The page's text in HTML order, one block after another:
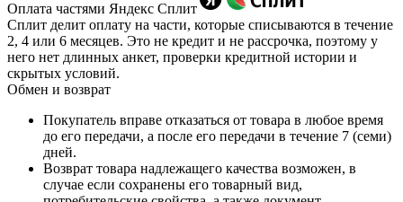
Оплата частями Яндекс Сплит
Сплит делит оплату на части, которые списываются в течение
2, 4 или 6 месяцев. Это не кредит и не рассрочка, поэтому у
него нет длинных анкет, проверки кредитной истории и
скрытых условий.
Обмен и возврат
Покупатель вправе отказаться от товара в любое время
до его передачи, а после его передачи в течение 7 (семи)
дней.
Возврат товара надлежащего качества возможен, в
случае если сохранены его товарный вид,